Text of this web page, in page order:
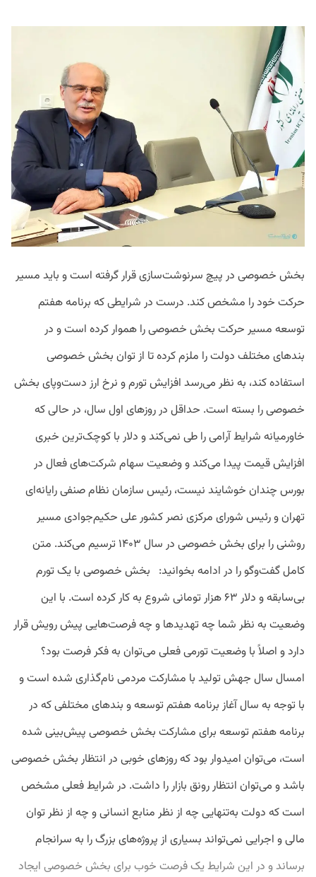
بخش خصوصی در پیچ سرنوشت‌سازی قرار گرفته است و باید مسیر
حرکت خود را مشخص کند. درست در شرایطی که برنامه هفتم
توسعه مسیر حرکت بخش خصوصی را هموار کرده است و در
بندهای مختلف دولت را ملزم کرده تا از توان بخش خصوصی
استفاده کند، به نظر می‌رسد افزایش تورم و نرخ ارز دست‌وپای بخش
خصوصی را بسته است. حداقل در روزهای اول سال، در حالی که
خاورمیانه شرایط آرامی را طی نمی‌کند و دلار با کوچک‌ترین خبری
افزایش قیمت پیدا می‌کند و وضعیت سهام شرکت‌های فعال در
بورس چندان خوشایند نیست، رئیس سازمان نظام صنفی رایانه‌ای
تهران و رئیس شورای مرکزی نصر کشور علی حکیم‌جوادی مسیر
روشنی را برای بخش خصوصی در سال ۱۴۰۳ ترسیم می‌کند. متن
کامل گفت‌وگو را در ادامه بخوانید: بخش خصوصی با یک تورم
بی‌سابقه و دلار ۶۳ هزار تومانی شروع به کار کرده است. با این
وضعیت به نظر شما چه تهدیدها و چه فرصت‌هایی پیش رویش قرار
دارد و اصلاً با وضعیت تورمی فعلی می‌توان به فکر فرصت بود؟
امسال سال جهش تولید با مشارکت مردمی نام‌گذاری شده است و
با توجه به سال آغاز برنامه هفتم توسعه و بندهای مختلفی که در
برنامه هفتم توسعه برای مشارکت بخش خصوصی پیش‌بینی شده
است، می‌توان امیدوار بود که روزهای خوبی در انتظار بخش خصوصی
باشد و می‌توان انتظار رونق بازار را داشت. در شرایط فعلی مشخص
است که دولت به‌تنهایی چه از نظر منابع انسانی و چه از نظر توان
مالی و اجرایی نمی‌تواند بسیاری از پروژه‌های بزرگ را به سرانجام
برساند و در این شرایط یک فرصت خوب برای بخش خصوصی ایجاد